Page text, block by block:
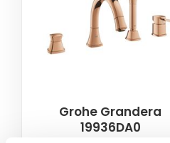
Grohe Grandera
19936DA0